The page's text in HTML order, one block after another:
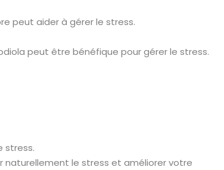
peut aider à gérer le stress.
peut être bénéfique pour gérer le stress.
stress.
naturellement le stress et améliorer votre